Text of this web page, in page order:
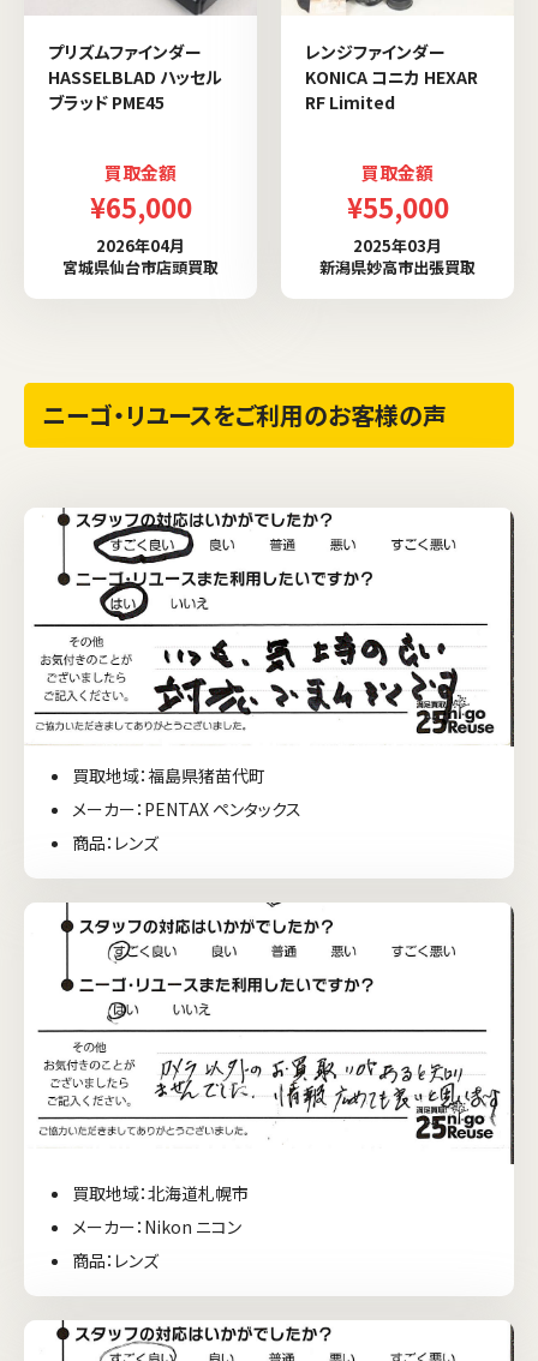
プリズムファインダー
HASSELBLAD ハッセル
ブラッド PME45
買取金額
¥65,000
2026年04月
宮城県仙台市店頭買取
レンジファインダー
KONICA コニカ HEXAR
RF Limited
買取金額
¥55,000
2025年03月
新潟県妙高市出張買取
ニーゴ・リユースをご利用のお客様の声
買取地域：福島県猪苗代町
メーカー：PENTAX ペンタックス
商品：レンズ
買取地域：北海道札幌市
メーカー：Nikon ニコン
商品：レンズ